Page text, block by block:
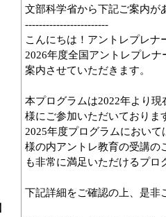
文部科学省から下記ご案内が
------------------------
こんにちは！アントレプレ
2026年度全国アントレプレ
案内させていただきます。
本プログラムは2022年より
様にご参加いただいておりま
2025年度プログラムにおい
様の内アントレ教育の受講の
も非常に満足いただけるプロ
下記詳細をご確認の上、是非